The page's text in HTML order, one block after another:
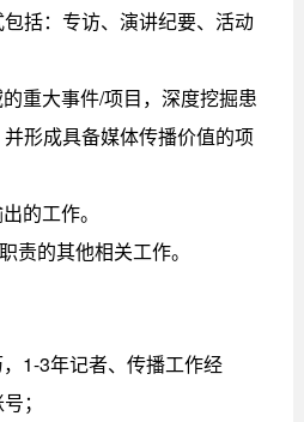
括：专访、演讲纪要、活动
重大事件/项目，深度挖掘患
形成具备媒体传播价值的项
的工作。
责的其他相关工作。
1-3年记者、传播工作经
；